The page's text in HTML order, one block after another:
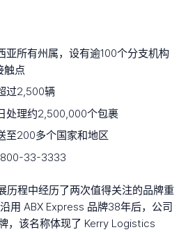
亚所有州属，设有逾100个分支机构
触点
过2,500辆
处理约2,500,000个包裹
至200多个国家和地区
33-3333
历程中经历了两次值得关注的品牌重
用 ABX Express 品牌38年后，公司
，该名称体现了 Kerry Logistics